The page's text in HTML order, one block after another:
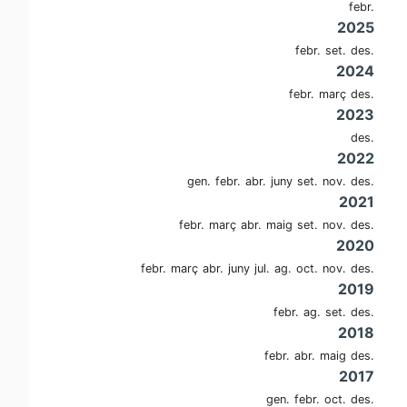
febr.
2025
febr. set. des.
2024
febr. març des.
2023
des.
2022
gen. febr. abr. juny set. nov. des.
2021
febr. març abr. maig set. nov. des.
2020
febr. març abr. juny jul. ag. oct. nov. des.
2019
febr. ag. set. des.
2018
febr. abr. maig des.
2017
gen. febr. oct. des.